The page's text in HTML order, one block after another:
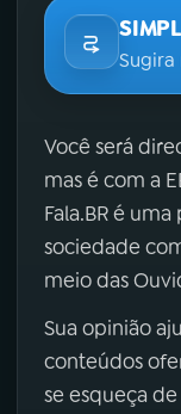
Sugira
Você será
mas é com a
Fala.BR é
sociedade
meio das
Sua opinião
conteúdos
se esqueça